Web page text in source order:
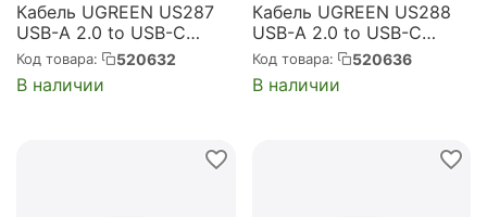
Кабель UGREEN US287
USB-A 2.0 to USB-C
Cable Nickel Plating.
Длина: 3м. Цвет: черный
(60826)
Код товара: 520632
В наличии
Кабель UGREEN US288
USB-A 2.0 to USB-C
Cable Nickel Plating
Aluminum Braid. Длина:
3м. Цвет: серебристый
Код товара: 520636
В наличии